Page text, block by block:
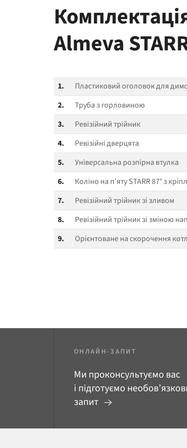
Almeva
1.
Пластиковий оголовок для
2.
Труба з горловиною
3.
Ревізійний трійник
4.
Ревізійні дверцята
5.
Універсальна розпірна втулка
6.
Коліно на п’яту STARR 87° з
7.
Ревізійний трійник зі зливом
8.
Ревізійний трійник зі зміною
9.
Орієнтоване на скорочення
ОНЛАЙН-ЗАПИТ
Ми проконсультуємо вас
і підготуємо
запит